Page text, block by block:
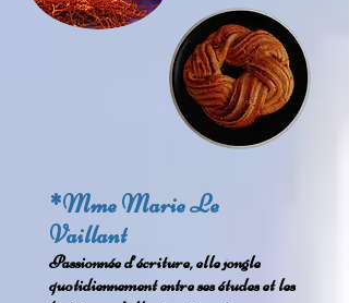
*Mme Marie Le
Vaillant
Passionnée d’écriture, elle jongle
quotidiennement entre ses études et les